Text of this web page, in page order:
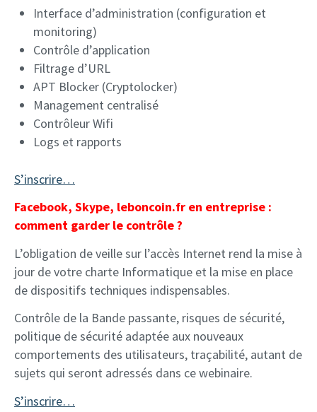
Interface d’administration (configuration et
monitoring)
Contrôle d’application
Filtrage d’URL
APT Blocker (Cryptolocker)
Management centralisé
Contrôleur Wifi
Logs et rapports
S’inscrire…
Facebook, Skype, leboncoin.fr en entreprise :
comment garder le contrôle ?
L’obligation de veille sur l’accès Internet rend la mise à
jour de votre charte Informatique et la mise en place
de dispositifs techniques indispensables.
Contrôle de la Bande passante, risques de sécurité,
politique de sécurité adaptée aux nouveaux
comportements des utilisateurs, traçabilité, autant de
sujets qui seront adressés dans ce webinaire.
S’inscrire…